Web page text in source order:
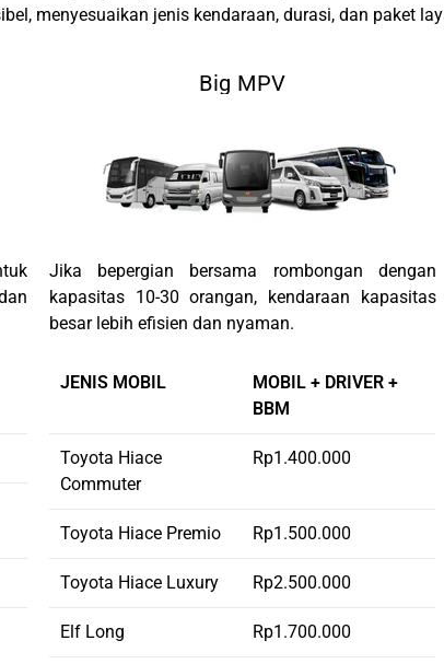
menyesuaikan jenis kendaraan, durasi, dan paket
Big MPV
Jika bepergian bersama rombongan dengan
kapasitas 10-30 orangan, kendaraan kapasitas
besar lebih efisien dan nyaman.
JENIS MOBIL
MOBIL + DRIVER +
BBM
Toyota Hiace
Commuter
Rp1.400.000
Toyota Hiace Premio Rp1.500.000
Toyota Hiace Luxury Rp2.500.000
Elf Long Rp1.700.000